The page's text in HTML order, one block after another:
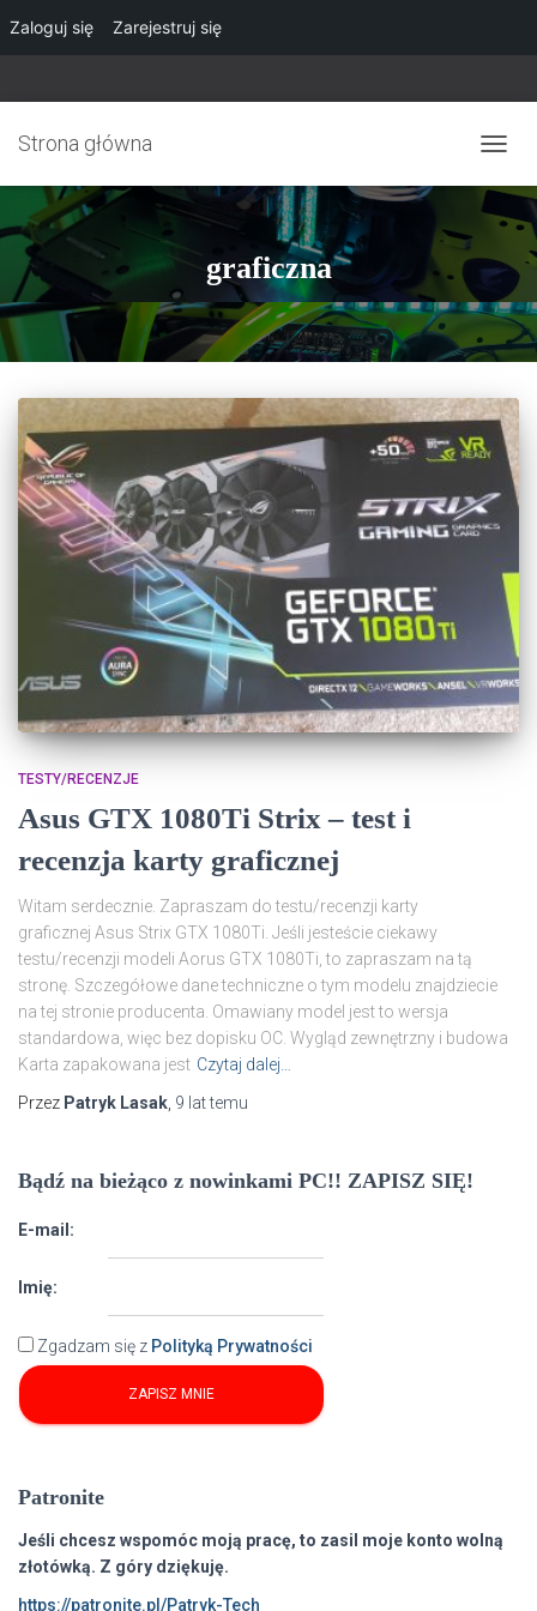
Zaloguj się Zarejestruj się
Strona główna
graficzna
TESTY/RECENZJE
Asus GTX 1080Ti Strix – test i
recenzja karty graficznej
Witam serdecznie. Zapraszam do testu/recenzji karty
graficznej Asus Strix GTX 1080Ti. Jeśli jesteście ciekawy
testu/recenzji modeli Aorus GTX 1080Ti, to zapraszam na tą
stronę. Szczegółowe dane techniczne o tym modelu znajdziecie
na tej stronie producenta. Omawiany model jest to wersja
standardowa, więc bez dopisku OC. Wygląd zewnętrzny i budowa
Karta zapakowana jest Czytaj dalej…
Przez Patryk Lasak 9 lattemu
Bądź na bieżąco z nowinkami PC!! ZAPISZ SIĘ!
E-mail:
Imię:
Zgadzam się z Polityką Prywatności
Patronite
Jeśli chcesz wspomóc moją pracę, to zasil moje konto wolną
złotówką. Z góry dziękuję.
https://patronite.pl/Patryk-Tech